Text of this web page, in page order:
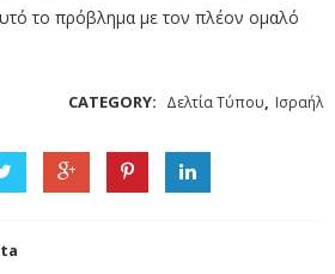
το πρόβλημα με τον πλέον ομαλό
CATEGORY: Δελτία Τύπου, Ισραήλ